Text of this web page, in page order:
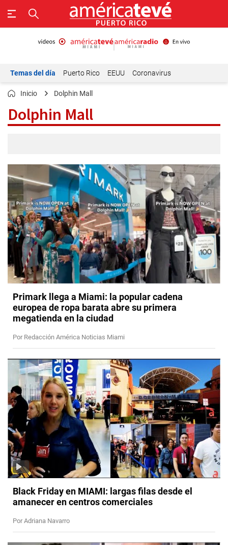
Temas del día Puerto Rico EEUU Coronavirus
Inicio Dolphin Mall
Dolphin Mall
Primark llega a Miami: la popular cadena
europea de ropa barata abre su primera
megatienda en la ciudad
Por Redacción América Noticias Miami
Black Friday en MIAMI: largas filas desde el
amanecer en centros comerciales
Por Adriana Navarro